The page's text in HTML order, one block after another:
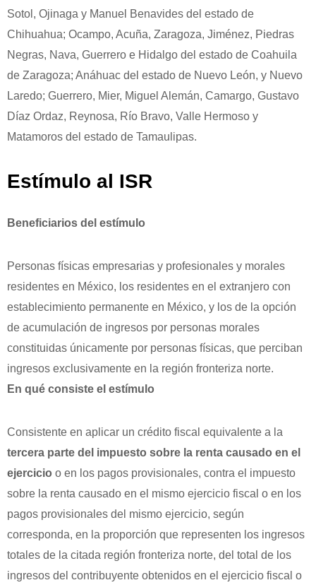
Sotol, Ojinaga y Manuel Benavides del estado de
Chihuahua; Ocampo, Acuña, Zaragoza, Jiménez, Piedras
Negras, Nava, Guerrero e Hidalgo del estado de Coahuila
de Zaragoza; Anáhuac del estado de Nuevo León, y Nuevo
Laredo; Guerrero, Mier, Miguel Alemán, Camargo, Gustavo
Díaz Ordaz, Reynosa, Río Bravo, Valle Hermoso y
Matamoros del estado de Tamaulipas.
Estímulo al ISR
Beneficiarios del estímulo
Personas físicas empresarias y profesionales y morales
residentes en México, los residentes en el extranjero con
establecimiento permanente en México, y los de la opción
de acumulación de ingresos por personas morales
constituidas únicamente por personas físicas, que perciban
ingresos exclusivamente en la región fronteriza norte.
En qué consiste el estímulo
Consistente en aplicar un crédito fiscal equivalente a la
tercera parte del impuesto sobre la renta causado en el
ejercicio o en los pagos provisionales, contra el impuesto
sobre la renta causado en el mismo ejercicio fiscal o en los
pagos provisionales del mismo ejercicio, según
corresponda, en la proporción que representen los ingresos
totales de la citada región fronteriza norte, del total de los
ingresos del contribuyente obtenidos en el ejercicio fiscal o